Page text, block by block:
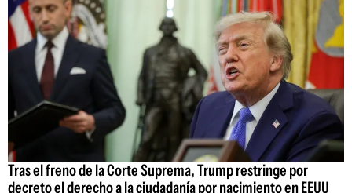
Tras el freno de la Corte Suprema, Trump restringe por
decreto el derecho a la ciudadanía por nacimiento en EEUU